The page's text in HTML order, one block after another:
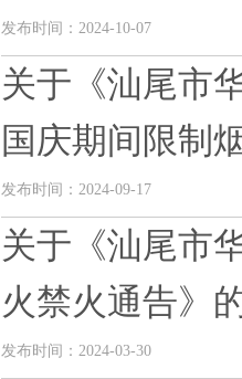
发布时间：2024-10-07
关于《汕尾市
国庆期间限制
发布时间：2024-09-17
关于《汕尾市
火禁火通告》
发布时间：2024-03-30